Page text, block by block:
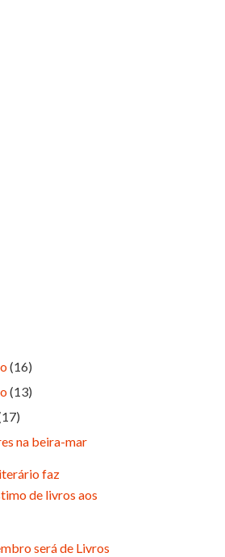
(16)
(13)
na beira-mar
faz
de livros aos
será de Livros